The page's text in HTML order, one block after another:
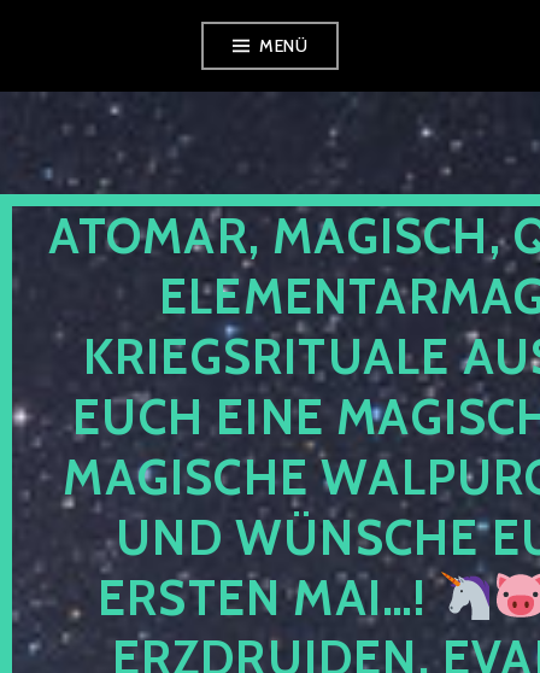
springen
MENÜ
ATOMAR, MAGISCH,
KRIEGSRITUALE
EUCH EINE
MAGISCHE
UND WÜNSCHE
ERSTEN MAI…!
ERZDRUIDEN,